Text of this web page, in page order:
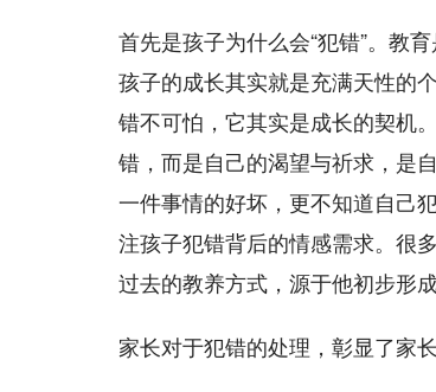
首先是孩子为什么会“犯错”。教
孩子的成长其实就是充满天性的
错不可怕，它其实是成长的契机
错，而是自己的渴望与祈求，是
一件事情的好坏，更不知道自己
注孩子犯错背后的情感需求。很
过去的教养方式，源于他初步形
家长对于犯错的处理，彰显了家